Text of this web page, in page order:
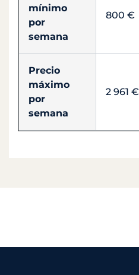
mínimo
por
semana
800 €
Precio
máximo
por
semana
2 961 €